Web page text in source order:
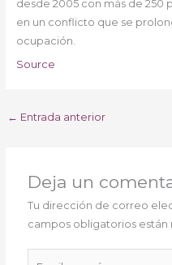
desde 2005 con más de 250
en un conflicto que se
ocupación.
Source
← Entrada anterior
Deja un
Tu dirección de correo
campos obligatorios